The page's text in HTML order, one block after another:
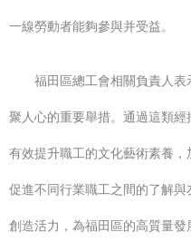
一線勞動者能夠參與并受益。
福田區總工會相關負責人
聚人心的重要舉措。通過這類
有效提升職工的文化藝術素養
促進不同行業職工之間的了解
創造活力，為福田區的高質量發